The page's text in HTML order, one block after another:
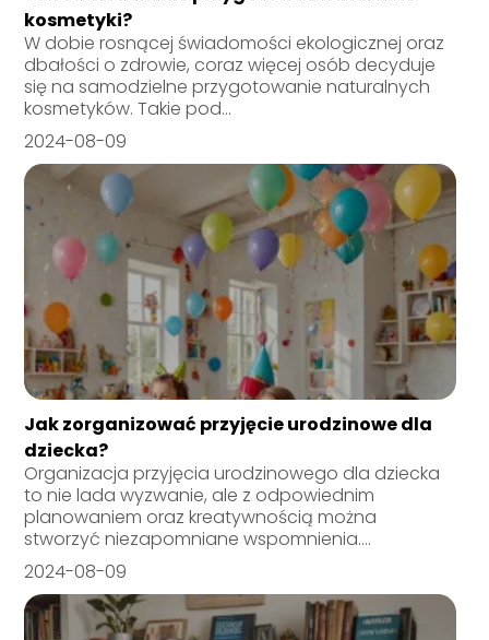
kosmetyki?
W dobie rosnącej świadomości ekologicznej oraz
dbałości o zdrowie, coraz więcej osób decyduje
się na samodzielne przygotowanie naturalnych
kosmetyków. Takie pod...
2024-08-09
Jak zorganizować przyjęcie urodzinowe dla
dziecka?
Organizacja przyjęcia urodzinowego dla dziecka
to nie lada wyzwanie, ale z odpowiednim
planowaniem oraz kreatywnością można
stworzyć niezapomniane wspomnienia....
2024-08-09